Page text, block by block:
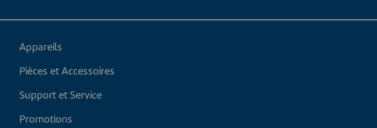
Appareils
Pièces et Accessoires
Support et Service
Promotions